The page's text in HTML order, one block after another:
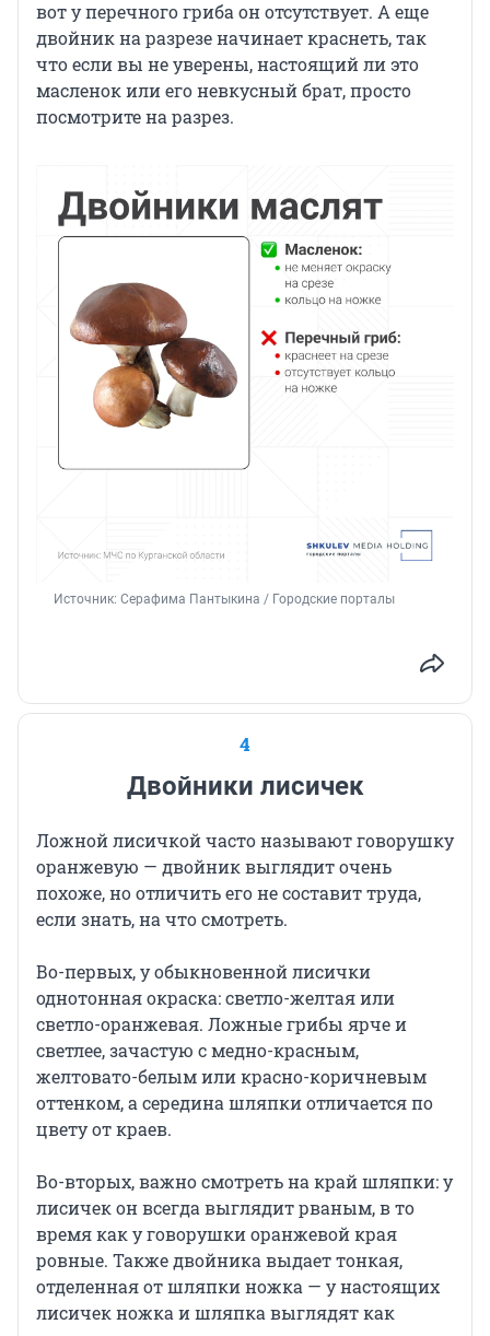
вот у перечного гриба он отсутствует. А еще
двойник на разрезе начинает краснеть, так
что если вы не уверены, настоящий ли это
масленок или его невкусный брат, просто
посмотрите на разрез.
Источник: Серафима Пантыкина / Городские порталы
4
Двойники лисичек
Ложной лисичкой часто называют говорушку
оранжевую — двойник выглядит очень
похоже, но отличить его не составит труда,
если знать, на что смотреть.
Во-первых, у обыкновенной лисички
однотонная окраска: светло-желтая или
светло-оранжевая. Ложные грибы ярче и
светлее, зачастую с медно-красным,
желтовато-белым или красно-коричневым
оттенком, а середина шляпки отличается по
цвету от краев.
Во-вторых, важно смотреть на край шляпки: у
лисичек он всегда выглядит рваным, в то
время как у говорушки оранжевой края
ровные. Также двойника выдает тонкая,
отделенная от шляпки ножка — у настоящих
лисичек ножка и шляпка выглядят как